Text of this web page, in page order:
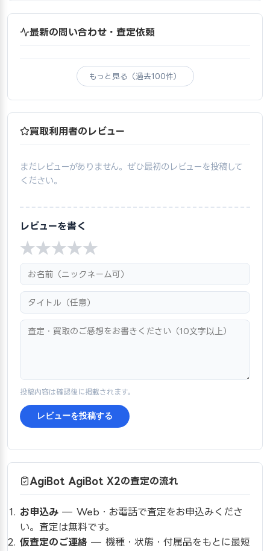
最新の問い合わせ・査定依頼
もっと見る（過去100件）
買取利用者のレビュー
まだレビューがありません。ぜひ最初のレビューを投稿して
ください。
レビューを書く
★
★
★
★
★
投稿内容は確認後に掲載されます。
レビューを投稿する
AgiBot AgiBot X2の査定の流れ
お申込み — Web・お電話で査定をお申込みくださ
い。査定は無料です。
仮査定のご連絡 — 機種・状態・付属品をもとに最短